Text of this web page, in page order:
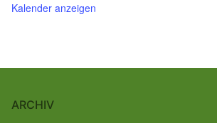
Kalender anzeigen
ARCHIV